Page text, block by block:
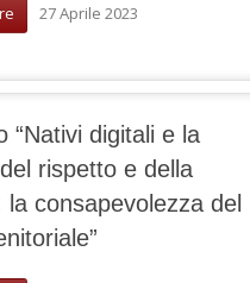
27 Aprile 2023
“Nativi digitali e la
rispetto e della
la consapevolezza del